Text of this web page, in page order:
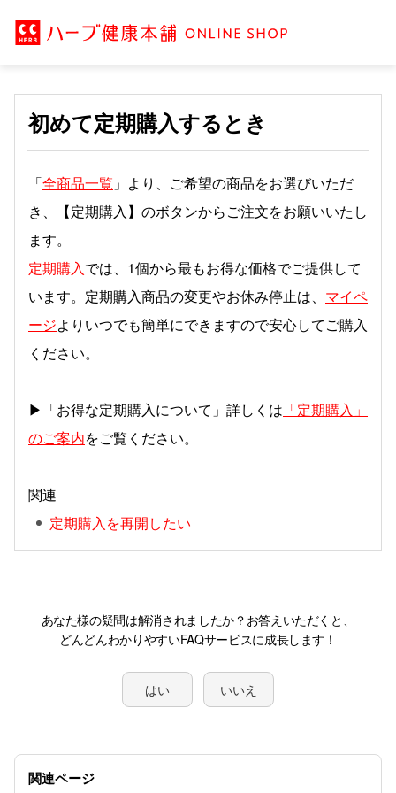
初めて定期購入するとき
「全商品一覧 」より、ご希望の商品をお選びいただ
き、【定期購入】のボタンからご注文をお願いいたし
ます。
定期購入では、1個から最もお得な価格でご提供して
います。定期購入商品の変更やお休み停止は、 マイペ
ージよりいつでも簡単にできますので安心してご購入
ください。
▶「お得な定期購入について」詳しくは 「定期購入」
のご案内をご覧ください。
関連
定期購入を再開したい
はい いいえ
関連ページ